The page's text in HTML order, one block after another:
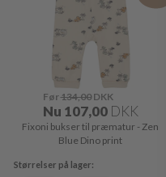
Før134,00DKK
Nu 107,00 DKK
Fixoni bukser til præmatur - Zen
Blue Dino print